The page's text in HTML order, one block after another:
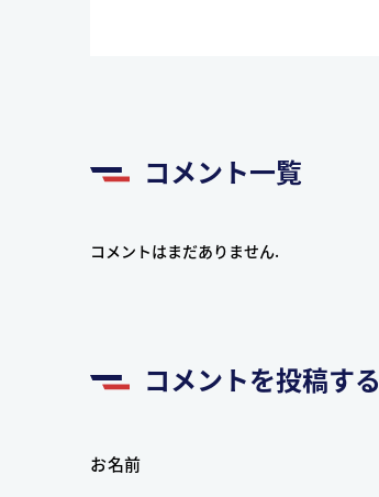
コメント一覧
コメントはまだありません.
コメントを投稿する
お名前